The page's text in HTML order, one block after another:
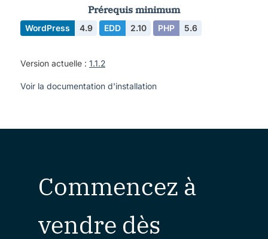
Prérequis minimum
WordPress 4.9 EDD 2.10 PHP 5.6
Version actuelle : 1.1.2
Voir la documentation d'installation
Commencez à
vendre dès